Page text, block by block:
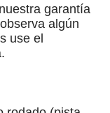
garantía
algún
use el